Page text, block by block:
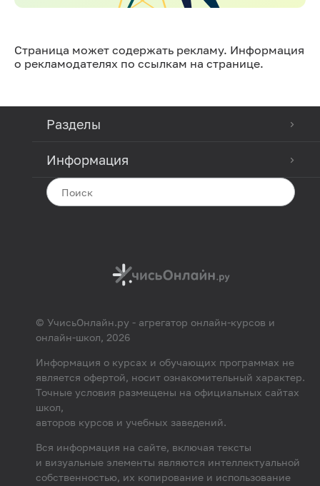
Страница может содержать рекламу. Информация
о рекламодателях по ссылкам на странице.
Разделы
Информация
© УчисьОнлайн.ру - агрегатор онлайн-курсов и
онлайн-школ, 2026
Информация о курсах и обучающих программах не
является офертой, носит ознакомительный характер.
Точные условия размещены на официальных сайтах
школ,
авторов курсов и учебных заведений.
Вся информация на сайте, включая тексты
и визуальные элементы являются интеллектуальной
собственностью, их копирование и использование